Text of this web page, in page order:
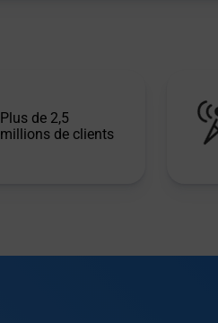
Plus de 2,5
millions de clients